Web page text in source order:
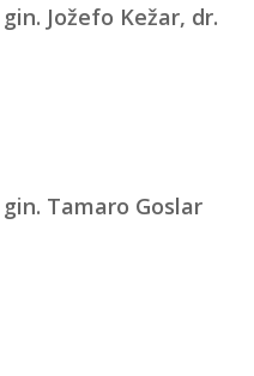
Jožefo Kežar, dr.
Tamaro Goslar